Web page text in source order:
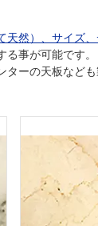
天然）、サイズ
る事が可能です。
ターの天板など